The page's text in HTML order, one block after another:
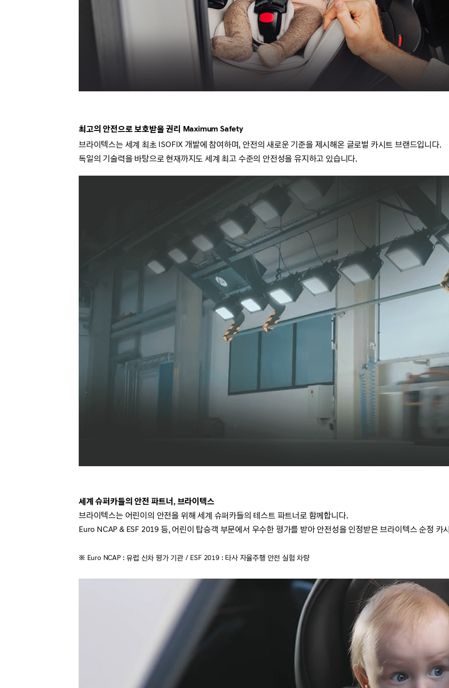
최고의 안전으로 보호받을 권리 Maximum Safety
브라이텍스는 세계 최초 ISOFIX 개발에 참여하며, 안전의 새로운 기준을 제시해온 글로벌 카시트 브랜드입니다.
독일의 기술력을 바탕으로 현재까지도 세계 최고 수준의 안전성을 유지하고 있습니다.
세계 슈퍼카들의 안전 파트너, 브라이텍스
브라이텍스는 어린이의 안전을 위해 세계 슈퍼카들의 테스트 파트너로 함께합니다.
Euro NCAP & ESF 2019 등, 어린이 탑승객 부문에서 우수한 평가를 받아 안전성을 인정받은 브라이텍스 순정 카
※ Euro NCAP : 유럽 신차 평가 기관 / ESF 2019 : 타사 자율주행 안전 실험 차량